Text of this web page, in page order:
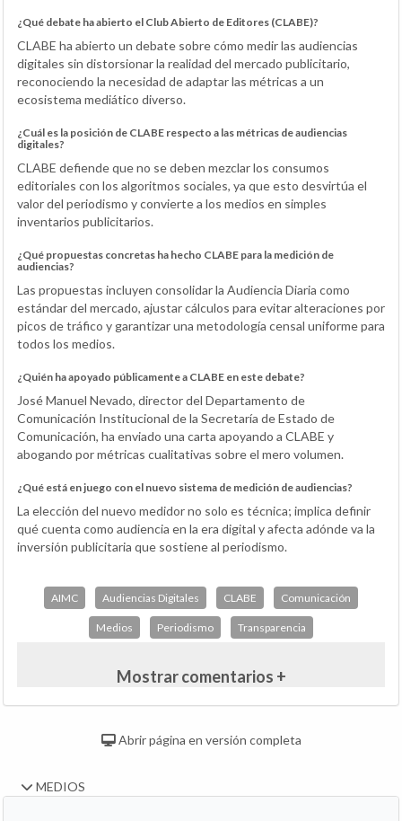
¿Qué debate ha abierto el Club Abierto de Editores (CLABE)?
CLABE ha abierto un debate sobre cómo medir las audiencias
digitales sin distorsionar la realidad del mercado publicitario,
reconociendo la necesidad de adaptar las métricas a un
ecosistema mediático diverso.
¿Cuál es la posición de CLABE respecto a las métricas de audiencias
digitales?
CLABE defiende que no se deben mezclar los consumos
editoriales con los algoritmos sociales, ya que esto desvirtúa el
valor del periodismo y convierte a los medios en simples
inventarios publicitarios.
¿Qué propuestas concretas ha hecho CLABE para la medición de
audiencias?
Las propuestas incluyen consolidar la Audiencia Diaria como
estándar del mercado, ajustar cálculos para evitar alteraciones por
picos de tráfico y garantizar una metodología censal uniforme para
todos los medios.
¿Quién ha apoyado públicamente a CLABE en este debate?
José Manuel Nevado, director del Departamento de
Comunicación Institucional de la Secretaría de Estado de
Comunicación, ha enviado una carta apoyando a CLABE y
abogando por métricas cualitativas sobre el mero volumen.
¿Qué está en juego con el nuevo sistema de medición de audiencias?
La elección del nuevo medidor no solo es técnica; implica definir
qué cuenta como audiencia en la era digital y afecta adónde va la
inversión publicitaria que sostiene al periodismo.
AIMC Audiencias Digitales CLABE Comunicación
Medios Periodismo Transparencia
Mostrar comentarios +
Abrir página en versión completa
MEDIOS